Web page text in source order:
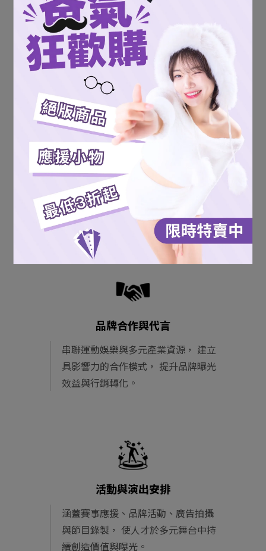
經紀管理
提供球員、教練與啦啦隊成員完整職
涯規劃與品牌經營， 建構具長期發展
性的個人品牌。
社群與內容行銷
整合短影音、品牌內容與社群策略，
持續累積聲量與曝光，深化粉絲連結
與影響力。
品牌合作與代言
串聯運動娛樂與多元產業資源， 建立
具影響力的合作模式， 提升品牌曝光
效益與行銷轉化。
活動與演出安排
涵蓋賽事應援、品牌活動、廣告拍攝
與節目錄製， 使人才於多元舞台中持
續創造價值與曝光。